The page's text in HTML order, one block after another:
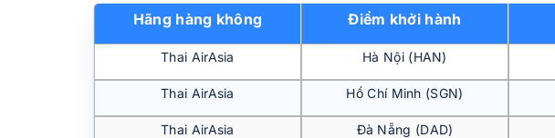
Hãng hàng không Điểm khởi hành
Thai AirAsia Hà Nội (HAN)
Thai AirAsia Hồ Chí Minh (SGN)
Thai AirAsia Đà Nẵng (DAD)